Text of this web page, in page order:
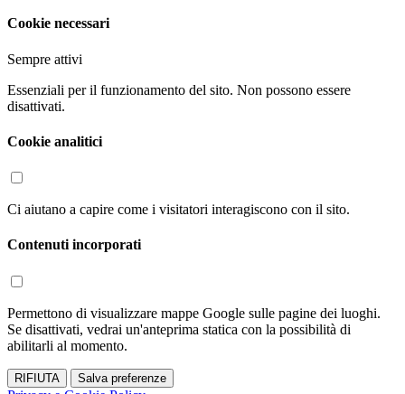
Cookie necessari
Sempre attivi
Essenziali per il funzionamento del sito. Non possono essere
disattivati.
Cookie analitici
Ci aiutano a capire come i visitatori interagiscono con il sito.
Contenuti incorporati
Permettono di visualizzare mappe Google sulle pagine dei luoghi.
Se disattivati, vedrai un'anteprima statica con la possibilità di
abilitarli al momento.
RIFIUTA Salva preferenze